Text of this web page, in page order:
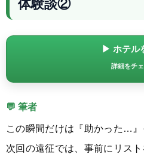
体験談②
▶ ホテル
詳細をチ
💬 筆者
この瞬間だけは『助かった…』
次回の遠征では、事前にリスト